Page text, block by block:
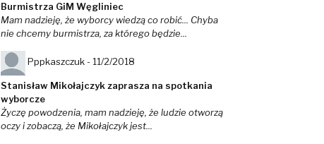
Burmistrza GiM Węgliniec
Mam nadzieję, że wyborcy wiedzą co robić... Chyba
nie chcemy burmistrza, za którego będzie...
Pppkaszczuk - 11/2/2018
Stanisław Mikołajczyk zaprasza na spotkania
wyborcze
Życzę powodzenia, mam nadzieję, że ludzie otworzą
oczy i zobaczą, że Mikołajczyk jest...